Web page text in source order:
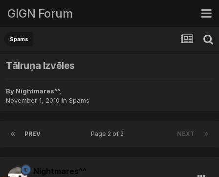
GIGN Forum
Spams
Tālruņa Izvēles
By Nightmares^^,
November 1, 2010 in Spams
PREV NEXT
Page 2 of 2
Nightmares^^